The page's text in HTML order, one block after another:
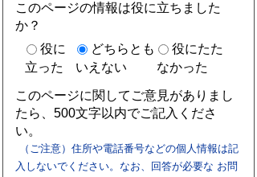
このページの情報は役に立ちました
か？
役に
立った
どちらとも
いえない
役にたた
なかった
このページに関してご意見がありまし
たら、500文字以内でご記入くださ
い。
（ご注意）住所や電話番号などの個人情報は記
入しないでください。なお、回答が必要な お問